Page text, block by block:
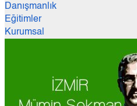
Danışmanlık
Eğitimler
Kurumsal